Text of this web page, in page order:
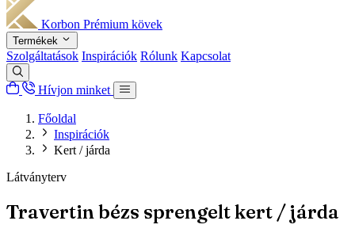
Korbon Prémium kövek
Termékek
Szolgáltatások Inspirációk Rólunk Kapcsolat
Hívjon minket
Főoldal
Inspirációk
Kert / járda
Látványterv
Travertin bézs sprengelt kert / járda